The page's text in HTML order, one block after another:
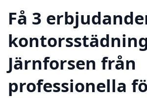
Få 3
Järnforsen från
professionella